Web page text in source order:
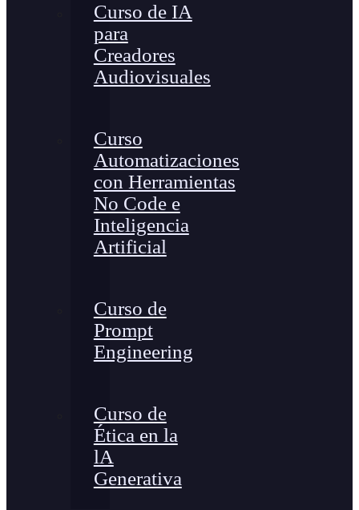
Curso de IA
para
Creadores
Audiovisuales
Curso
Automatizaciones
con Herramientas
No Code e
Inteligencia
Artificial
Curso de
Prompt
Engineering
Curso de
Ética en la
lA
Generativa